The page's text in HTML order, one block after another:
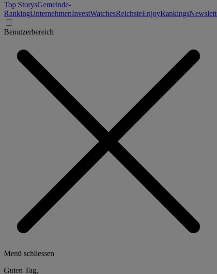
Top StorysGemeinde-
RankingUnternehmenInvestWatchesReichsteEnjoyRankings
Benutzerbereich
Menü schliessen
Guten Tag,